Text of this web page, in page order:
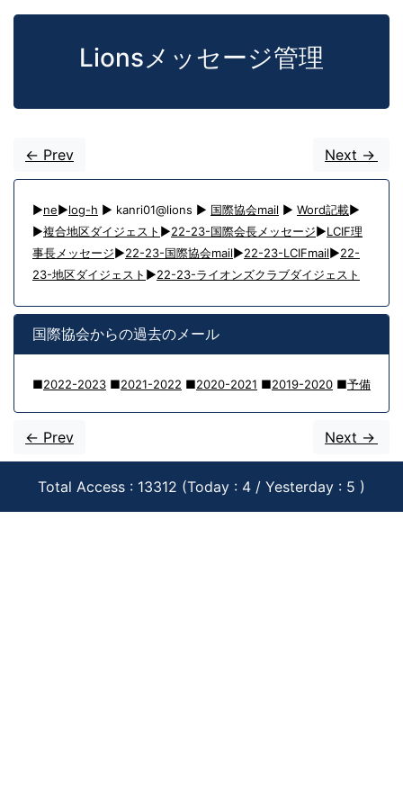
Lionsメッセージ管理
<- Prev Next ->
▶ne▶log-h ▶ kanri01@lions ▶ 国際協会mail ▶ Word記載▶
▶複合地区ダイジェスト ▶22-23-国際会長メッセージ▶LCIF理
事長メッセージ▶22-23-国際協会mail▶22-23-LCIFmail▶22-
23-地区ダイジェスト ▶22-23-ライオンズクラブダイジェスト
国際協会からの過去のメール
■2022-2023 ■2021-2022 ■2020-2021 ■2019-2020 ■予備
<- Prev Next ->
Total Access : 13312 (Today : 4 / Yesterday : 5 )